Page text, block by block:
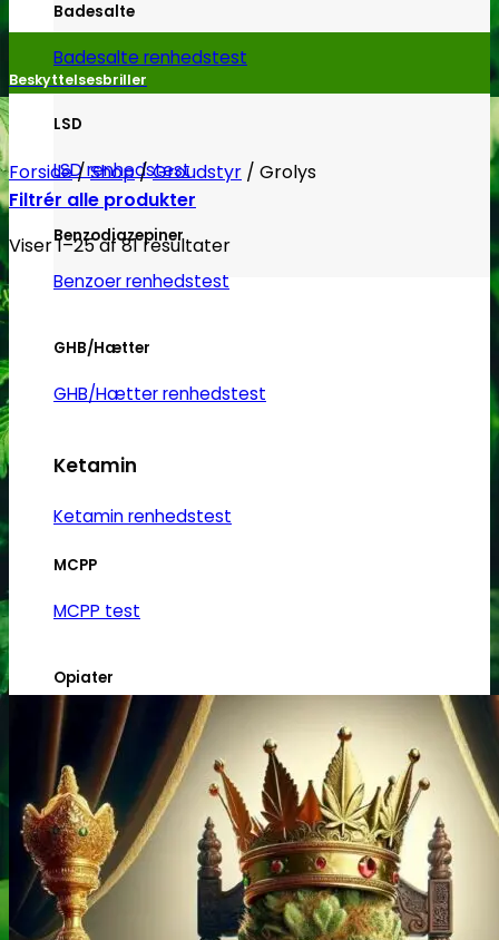
Badesalte
Badesalte renhedstest
LSD
LSD renhedstest
Benzodiazepiner
Benzoer renhedstest
GHB/Hætter
GHB/Hætter renhedstest
Ketamin
Ketamin renhedstest
MCPP
MCPP test
Opiater
Opiater renhedstest
THC/Cannabinoider
THC test
Cannabinoider test
Robadope
Beskyttelsesbriller
Forside/Shop/Groudstyr / Grolys
Filtrér alle produkter
Viser 1–25 af 81 resultater